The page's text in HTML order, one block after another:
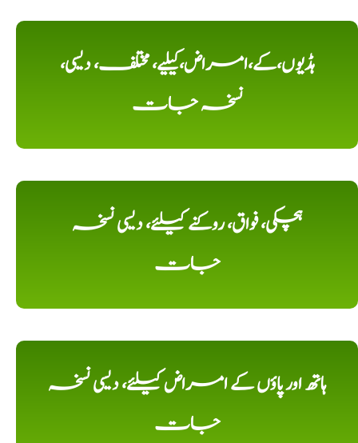
ہڈیوں،کے،امراض،کیلیے، مختلف، دیسی،
نسخہ جات
ہچکی، فواق، روکنے کیلئے، دیسی نسخہ
جات
ہاتھ اور پاؤں کے امراض کیلئے، دیسی نسخہ
جات